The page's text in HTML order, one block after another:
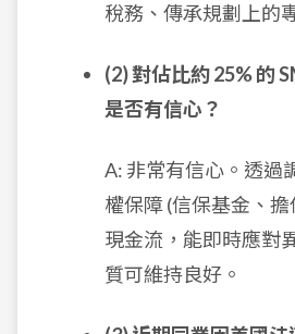
稅務、傳承規劃上的
(2) 對佔比約 25% 的
是否有信心？
A: 非常有信心。透過
權保障 (信保基金、
現金流，能即時應對
質可維持良好。